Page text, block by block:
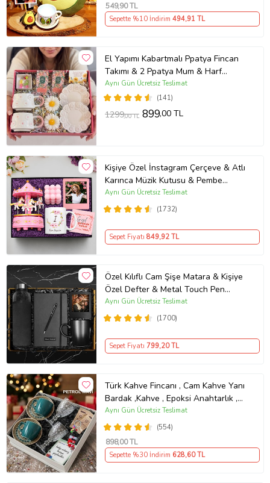
549,90 TL
Sepette %10 İndirim 494,91 TL
El Yapımı Kabartmalı Ppatya Fincan
Takımı & 2 Ppatya Mum & Harf
Anahtarlık & Kokulu Mendil Hediye
Seti-
(141)
Aynı Gün Ücretsiz Teslimat
1299,00 TL 899,00 TL
Kişiye Özel İnstagram Çerçeve & Atlı
Karınca Müzik Kutusu & Pembe
Bubble Mum & Kupa Hediye Seti
(1732)
Aynı Gün Ücretsiz Teslimat
Sepet Fiyatı 849,92 TL
Özel Kılıflı Cam Şişe Matara & Kişiye
Özel Defter & Metal Touch Pen
Kalem & Fotoğraf Çerçevesi & Siyah
Kupa Hediye Seti
(1700)
Aynı Gün Ücretsiz Teslimat
Sepet Fiyatı 799,20 TL
Türk Kahve Fincanı , Cam Kahve Yanı
Bardak ,Kahve , Epoksi Anahtarlık ,
Kahvesever Hediye Seti AYN34
KŞSL
(554)
Aynı Gün Ücretsiz Teslimat
898,00 TL
Sepette %30 İndirim 628,60 TL